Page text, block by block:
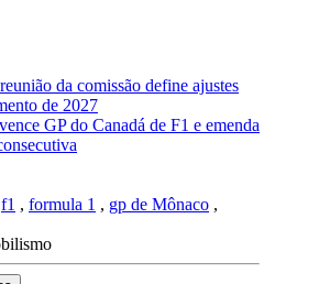
da comissão define ajustes
de 2027
GP do Canadá de F1 e emenda
f1 , formula 1 , gp de Mônaco ,